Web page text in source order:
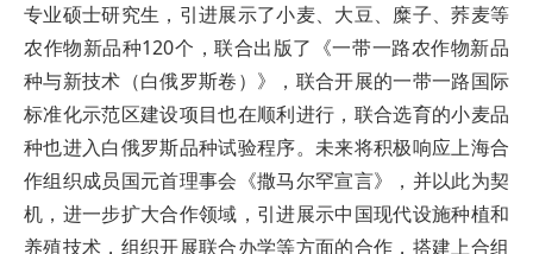
专业硕士研究生，引进展示了小麦、大豆、糜子、荞麦等
农作物新品种120个，联合出版了《一带一路农作物新品
种与新技术（白俄罗斯卷）》，联合开展的一带一路国际
标准化示范区建设项目也在顺利进行，联合选育的小麦品
种也进入白俄罗斯品种试验程序。未来将积极响应上海合
作组织成员国元首理事会《撒马尔罕宣言》，并以此为契
机，进一步扩大合作领域，引进展示中国现代设施种植和
养殖技术，组织开展联合办学等方面的合作，搭建上合组